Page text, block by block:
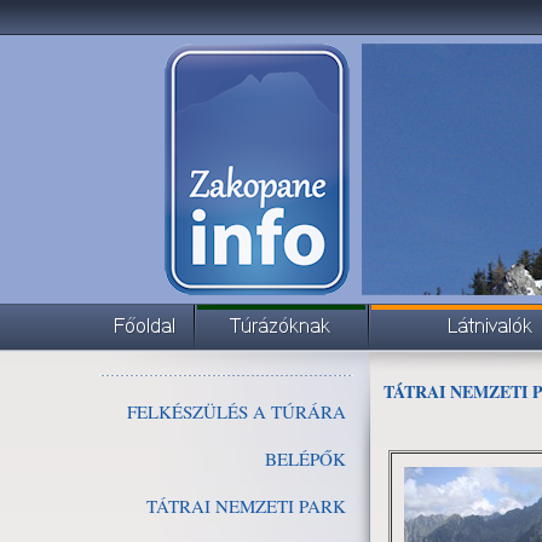
FELKÉSZÜLÉS A TÚRÁRA
BELÉPŐK
TÁTRAI NEMZETI PARK
TÁTRAI NEMZETI